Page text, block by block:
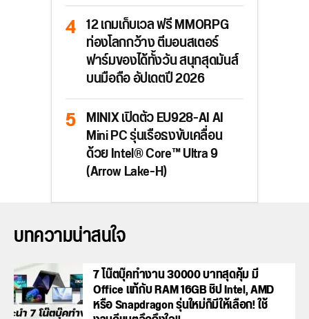
12 เกมเก็บเวล ฟรี MMORPG
ท่องโลกกว้าง ตีมอนสเตอร์
ฟาร์มของได้ทั้งวัน สนุกสุดมันส์
บนมือถือ อัปเดตปี 2026
MINIX เปิดตัว EU928-AI AI
Mini PC รุ่นเรือธงขับเคลื่อน
ด้วย Intel® Core™ Ultra 9
(Arrow Lake-H)
บทความน่าสนใจ
7 โน๊ตบุ๊คทำงาน 30000 บาทสุดคุ้ม มี
Office แท้กับ RAM 16GB ชิป Intel, AMD
หรือ Snapdragon รุ่นใหม่ก็มีให้เลือก! ใช้